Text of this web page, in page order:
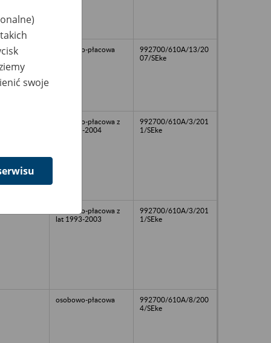
osobowo-płacowa
992700/610A/13/20
07/SEke
osobowo-płacowa z
lat 1994-2004
992700/610A/3/201
1/SEke
osobowo-płacowa z
lat 1993-2003
992700/610A/3/201
1/SEke
osobowo-płacowa
992700/610A/8/200
4/SEke
swoje